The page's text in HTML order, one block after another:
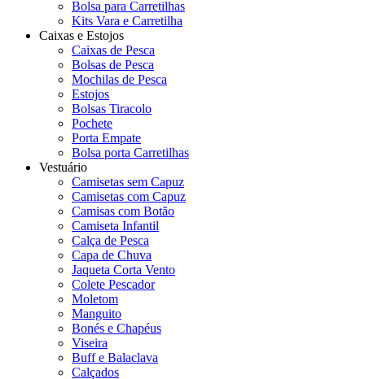
Bolsa para Carretilhas
Kits Vara e Carretilha
Caixas e Estojos
Caixas de Pesca
Bolsas de Pesca
Mochilas de Pesca
Estojos
Bolsas Tiracolo
Pochete
Porta Empate
Bolsa porta Carretilhas
Vestuário
Camisetas sem Capuz
Camisetas com Capuz
Camisas com Botão
Camiseta Infantil
Calça de Pesca
Capa de Chuva
Jaqueta Corta Vento
Colete Pescador
Moletom
Manguito
Bonés e Chapéus
Viseira
Buff e Balaclava
Calçados